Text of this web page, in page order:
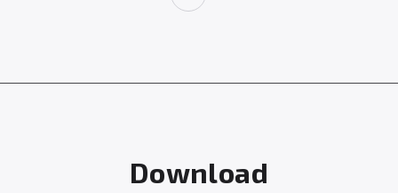
Download